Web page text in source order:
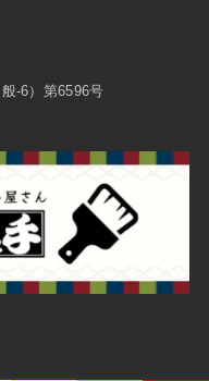
-6）第6596号